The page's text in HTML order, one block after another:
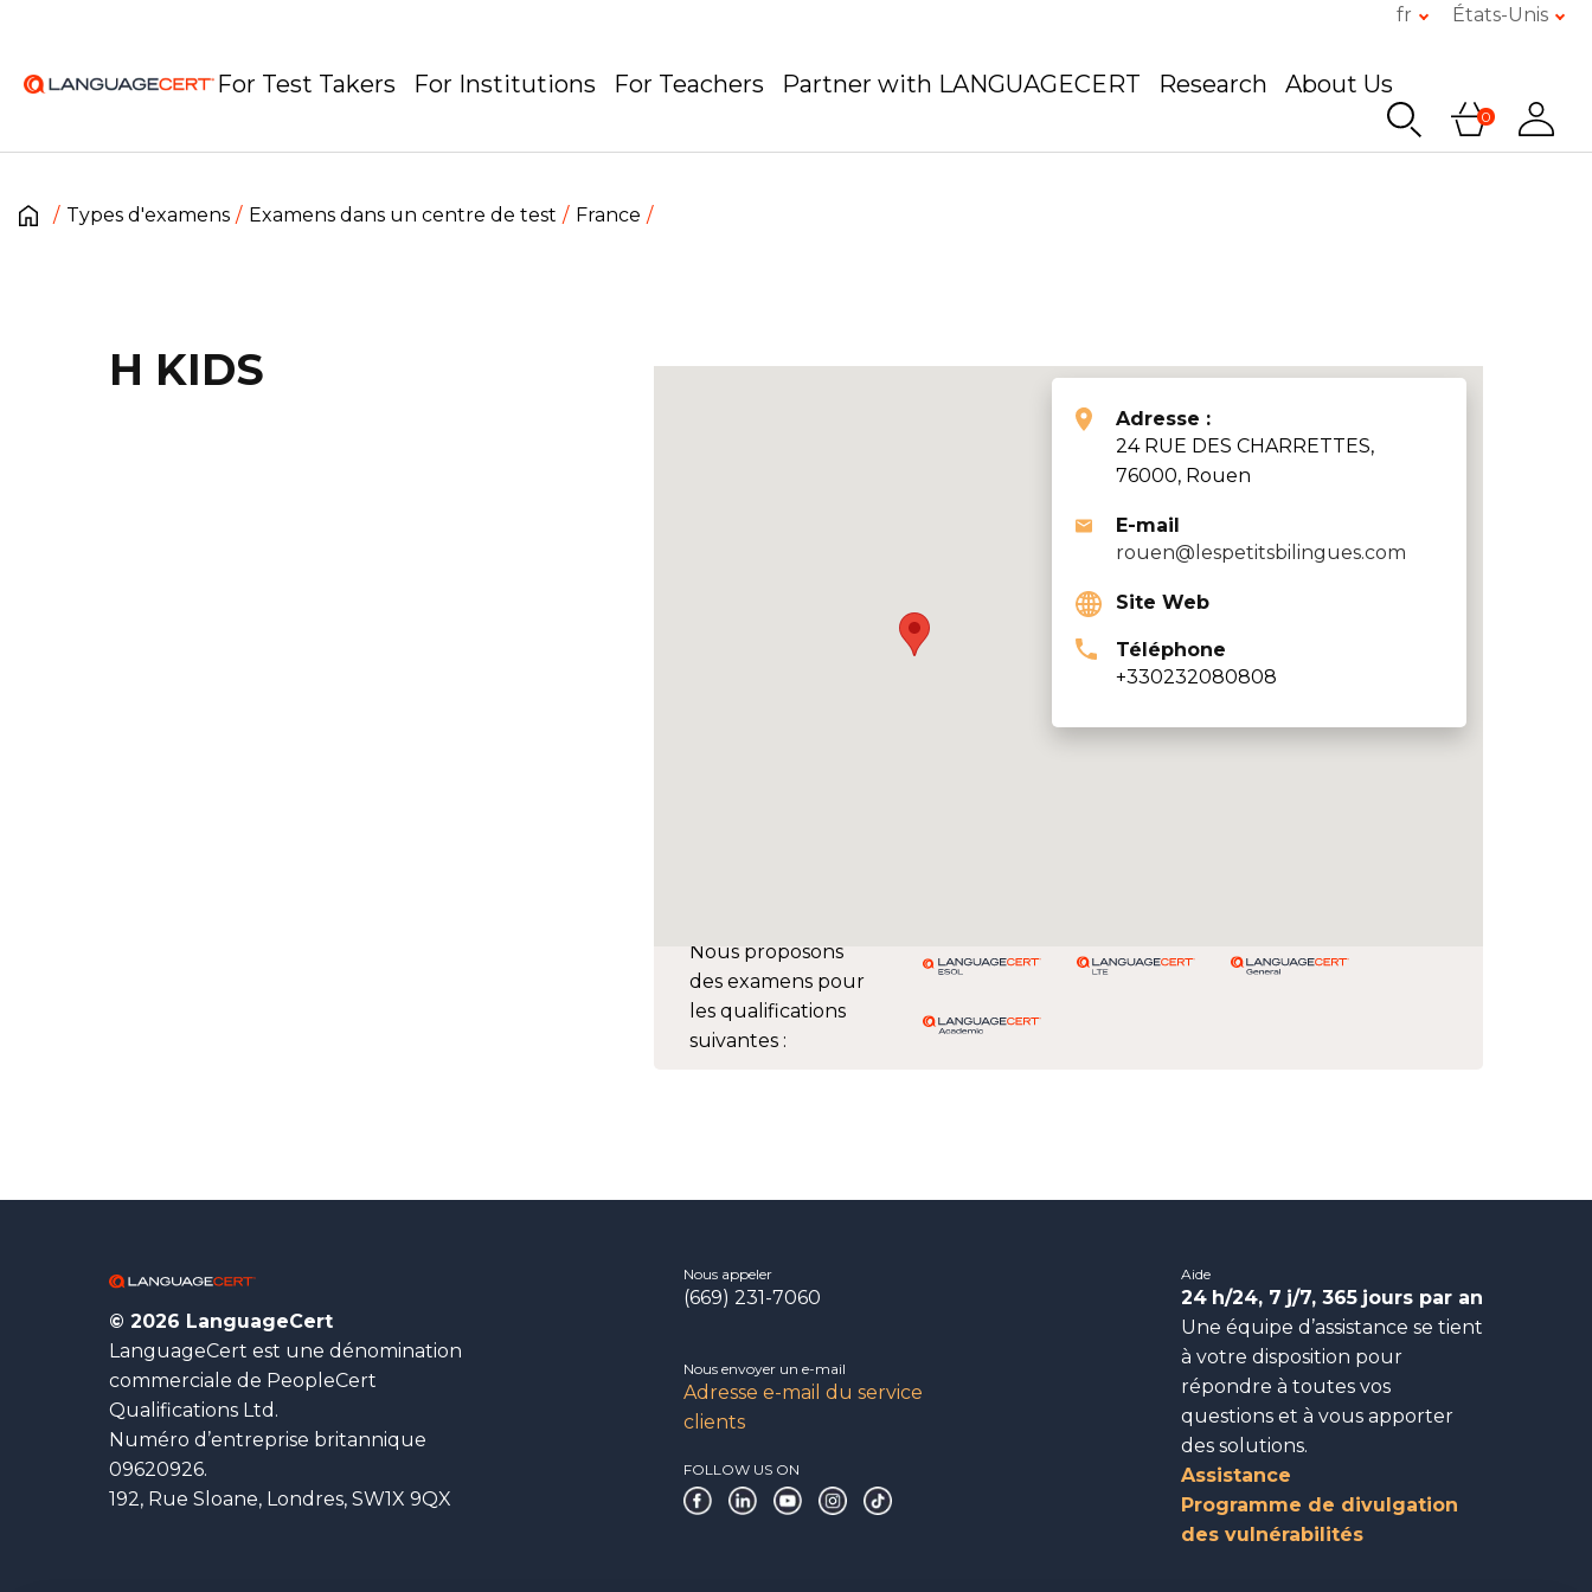
fr États-Unis
For Test Takers For Institutions For Teachers Partner with LANGUAGECERT Research About Us
0
Types d'examens Examens dans un centre de test France
Nous proposons
des examens pour
les qualifications
suivantes :
Adresse :
24 RUE DES CHARRETTES,
76000, Rouen
E-mail
rouen@lespetitsbilingues.com
Site Web
Téléphone
+330232080808
H KIDS
© 2026 LanguageCert
LanguageCert est une dénomination
commerciale de PeopleCert
Qualifications Ltd.
Numéro d’entreprise britannique
09620926.
192, Rue Sloane, Londres, SW1X 9QX
Nous appeler
(669) 231-7060
Nous envoyer un e-mail
Adresse e-mail du service
clients
FOLLOW US ON
Aide
24 h/24, 7 j/7, 365 jours par an
Une équipe d’assistance se tient
à votre disposition pour
répondre à toutes vos
questions et à vous apporter
des solutions.
Assistance
Programme de divulgation
des vulnérabilités